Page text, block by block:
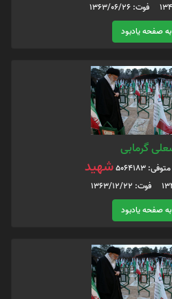
صفحه یادبود
گرمابی
شهید
صفحه یادبود